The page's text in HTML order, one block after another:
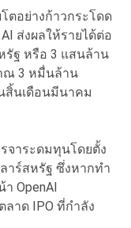
ตอย่างก้าวกระโดด
ส่งผลให้รายได้ต่อ
รัฐ หรือ 3 แสนล้าน
ณ 3 หมื่นล้าน
สิ้นเดือนมีนาคม
จาระดมทุนโดยตั้ง
าร์สหรัฐ ซึ่งหากทำ
OpenAI
าด IPO ที่กำลัง